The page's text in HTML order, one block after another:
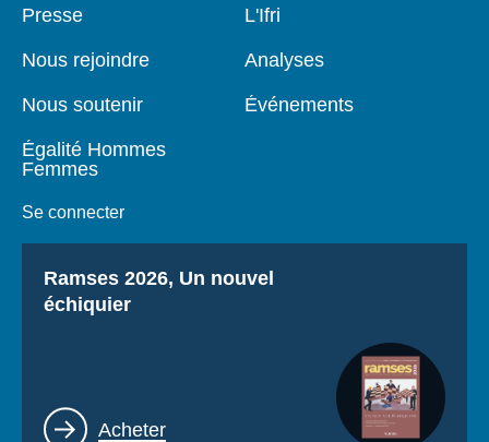
Pied
Presse
Nous rejoindre
Nous soutenir
Égalité Hommes
Femmes
Se connecter
Navigation
L'Ifri
Analyses
Événements
Titre
Ramses 2026, Un nouvel
échiquier
Lien
Acheter